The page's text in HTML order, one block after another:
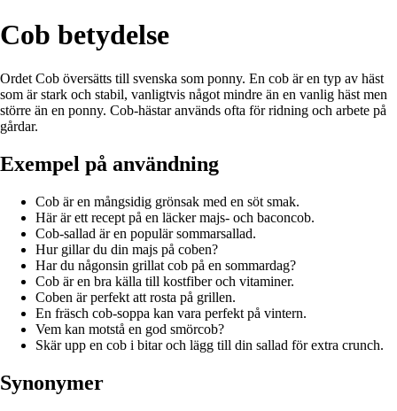
Cob betydelse
Ordet Cob översätts till svenska som ponny. En cob är en typ av häst
som är stark och stabil, vanligtvis något mindre än en vanlig häst men
större än en ponny. Cob-hästar används ofta för ridning och arbete på
gårdar.
Exempel på användning
Cob är en mångsidig grönsak med en söt smak.
Här är ett recept på en läcker majs- och baconcob.
Cob-sallad är en populär sommarsallad.
Hur gillar du din majs på coben?
Har du någonsin grillat cob på en sommardag?
Cob är en bra källa till kostfiber och vitaminer.
Coben är perfekt att rosta på grillen.
En fräsch cob-soppa kan vara perfekt på vintern.
Vem kan motstå en god smörcob?
Skär upp en cob i bitar och lägg till din sallad för extra crunch.
Synonymer